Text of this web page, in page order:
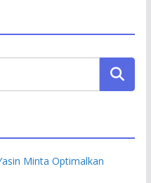
Minta Optimalkan